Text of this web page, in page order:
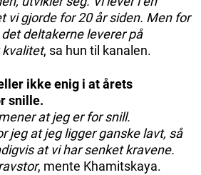
vi gjorde for 20 år siden. Men for
deltakerne leverer på
kvalitet, sa hun til kanalen.
ikke enig i at årets
snille.
at jeg er for snill.
jeg at jeg ligger ganske lavt, så
at vi har senket kravene.
, mente Khamitskaya.